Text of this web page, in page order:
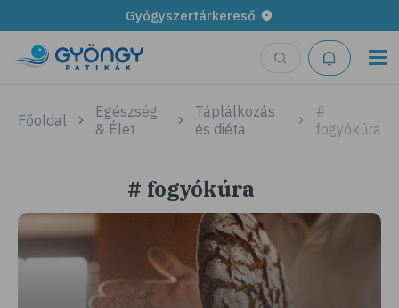
Gyógyszertárkereső
Főoldal
Egészség
& Élet
Táplálkozás
és diéta
#
fogyókúra
# fogyókúra